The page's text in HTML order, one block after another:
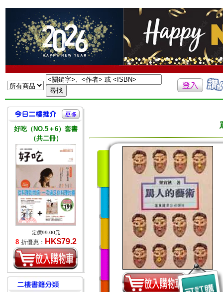
好吃（NO.5＋6）套書
（共二冊）
定價99.00元
8 折優惠： HK$79.2